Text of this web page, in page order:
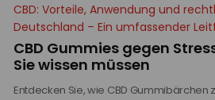
CBD: Vorteile, Anwendung und
Deutschland – Ein umfassender
CBD Gummies gegen
Sie wissen müssen
Entdecken Sie, wie CBD Gummibärchen